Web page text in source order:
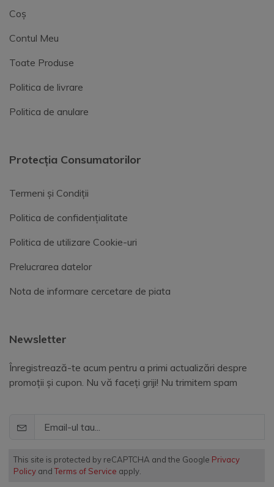
Coș
Contul Meu
Toate Produse
Politica de livrare
Politica de anulare
Protecția Consumatorilor
Termeni și Condiții
Politica de confidențialitate
Politica de utilizare Cookie-uri
Prelucrarea datelor
Nota de informare cercetare de piata
Newsletter
Înregistrează-te acum pentru a primi actualizări despre
promoții și cupon. Nu vă faceți griji! Nu trimitem spam
This site is protected by reCAPTCHA and the Google Privacy
Policy andTerms of Service apply.